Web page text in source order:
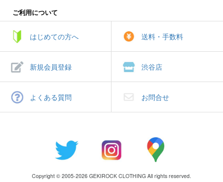
ご利用について
はじめての方へ 送料・手数料
新規会員登録 渋谷店
よくある質問 お問合せ
Copyright © 2005-2026 GEKIROCK CLOTHING All rights reserved.